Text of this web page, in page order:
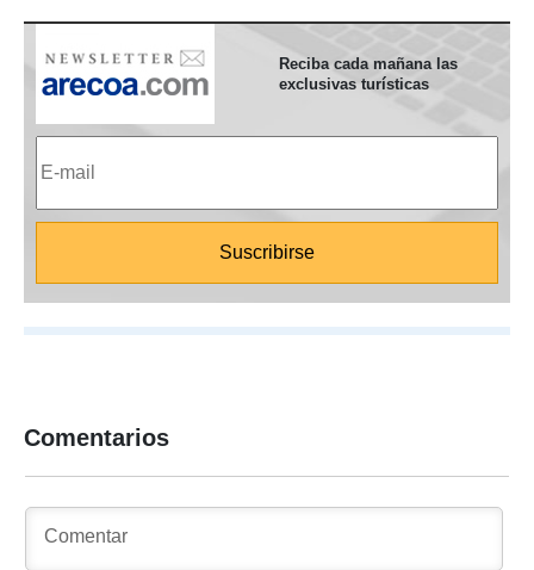
Reciba cada mañana las
exclusivas turísticas
Comentarios